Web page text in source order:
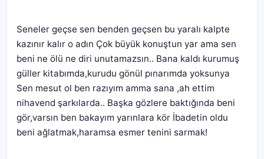
Seneler geçse sen benden geçsen bu yaralı kalpte
kazınır kalır o adın Çok büyük konuştun yar ama sen
beni ne ölü ne diri unutamazsın.. Bana kaldı kurumuş
güller kitabımda,kurudu gönül pınarımda yoksunya
Sen mesut ol ben razıyım amma sana ,ah ettim
nihavend şarkılarda.. Başka gözlere baktığında beni
gör,varsın ben bakayım yarınlara kör İbadetin oldu
beni ağlatmak,haramsa esmer tenini sarmak!